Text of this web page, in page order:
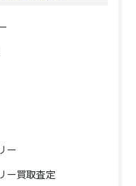
ー
ー買取査定